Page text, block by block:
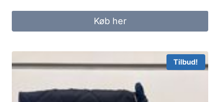
Køb her
Tilbud!